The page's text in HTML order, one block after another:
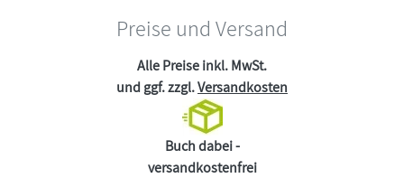
Preise und Versand
Alle Preise inkl. MwSt.
und ggf. zzgl.Versandkosten
Buch dabei -
versandkostenfrei